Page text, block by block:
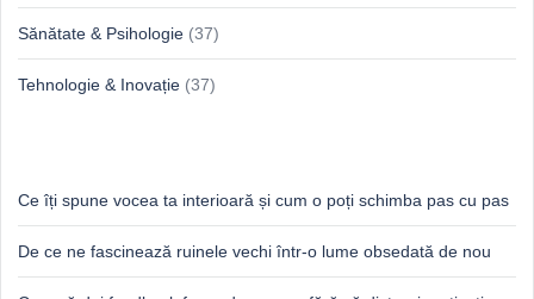
Sănătate & Psihologie (37)
Tehnologie & Inovație (37)
Ce îți spune vocea ta interioară și cum o poți schimba pas cu pas
De ce ne fascinează ruinele vechi într-o lume obsedată de nou